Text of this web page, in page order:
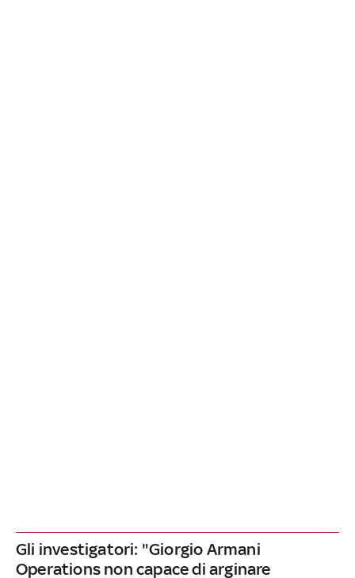
Gli investigatori: "Giorgio Armani
Operations non capace di arginare